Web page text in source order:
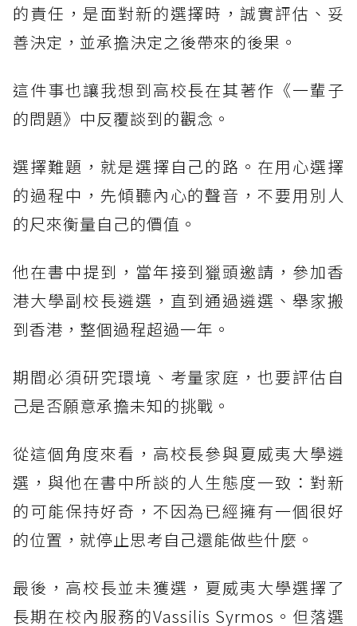
的責任，是面對新的選擇時，誠實評估、妥
善決定，並承擔決定之後帶來的後果。
這件事也讓我想到高校長在其著作《一輩子
的問題》中反覆談到的觀念。
選擇難題，就是選擇自己的路。在用心選擇
的過程中，先傾聽內心的聲音，不要用別人
的尺來衡量自己的價值。
他在書中提到，當年接到獵頭邀請，參加香
港大學副校長遴選，直到通過遴選、舉家搬
到香港，整個過程超過一年。
期間必須研究環境、考量家庭，也要評估自
己是否願意承擔未知的挑戰。
從這個角度來看，高校長參與夏威夷大學遴
選，與他在書中所談的人生態度一致：對新
的可能保持好奇，不因為已經擁有一個很好
的位置，就停止思考自己還能做些什麼。
最後，高校長並未獲選，夏威夷大學選擇了
長期在校內服務的Vassilis Syrmos。但落選